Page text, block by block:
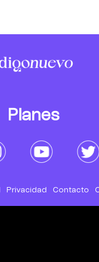
Planes
Privacidad Contacto